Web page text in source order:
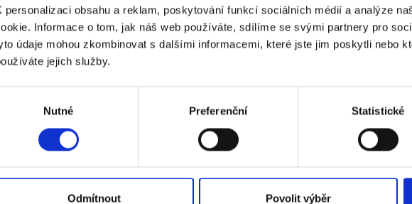
personalizaci obsahu a reklam, poskytování funkcí sociálních médií a analýze
Informace o tom, jak náš web používáte, sdílíme se svými partnery pro
údaje mohou zkombinovat s dalšími informacemi, které jste jim poskytli nebo
jejich služby.
Nutné Preferenční Statistické
Odmítnout Povolit výběr
ABY VÁM O MANŽELSTVÍ NIC